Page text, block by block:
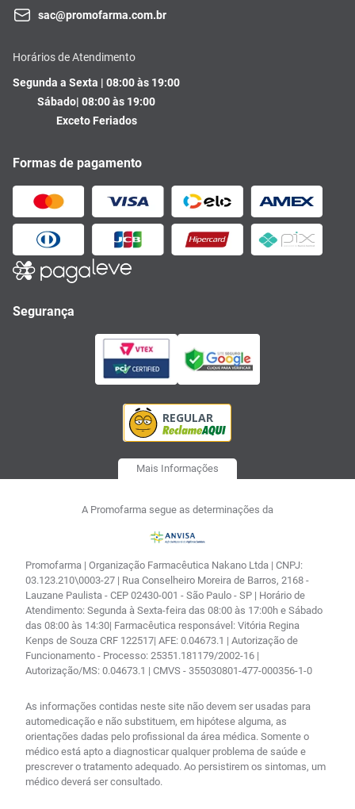
sac@promofarma.com.br
Horários de Atendimento
Segunda a Sexta | 08:00 às 19:00
Sábado| 08:00 às 19:00
Exceto Feriados
Formas de pagamento
Segurança
Mais Informações
A Promofarma segue as determinações da
Promofarma | Organização Farmacêutica Nakano Ltda | CNPJ:
03.123.210\0003-27 | Rua Conselheiro Moreira de Barros, 2168 -
Lauzane Paulista - CEP 02430-001 - São Paulo - SP | Horário de
Atendimento: Segunda à Sexta-feira das 08:00 às 17:00h e Sábado
das 08:00 às 14:30| Farmacêutica responsável: Vitória Regina
Kenps de Souza CRF 122517| AFE: 0.04673.1 | Autorização de
Funcionamento - Processo: 25351.181179/2002-16 |
Autorização/MS: 0.04673.1 | CMVS - 355030801-477-000356-1-0
As informações contidas neste site não devem ser usadas para
automedicação e não substituem, em hipótese alguma, as
orientações dadas pelo profissional da área médica. Somente o
médico está apto a diagnosticar qualquer problema de saúde e
prescrever o tratamento adequado. Ao persistirem os sintomas, um
médico deverá ser consultado.